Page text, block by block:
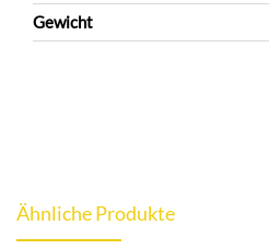
Gewicht
Ähnliche Produkte